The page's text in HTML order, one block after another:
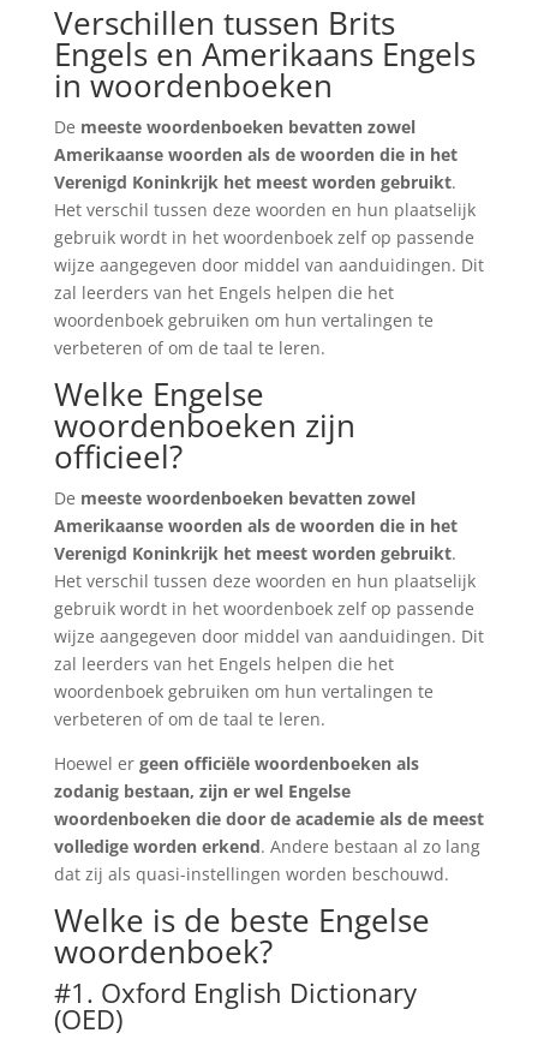
Verschillen tussen Brits
Engels en Amerikaans Engels
in woordenboeken
De meeste woordenboeken bevatten zowel
Amerikaanse woorden als de woorden die in het
Verenigd Koninkrijk het meest worden gebruikt.
Het verschil tussen deze woorden en hun plaatselijk
gebruik wordt in het woordenboek zelf op passende
wijze aangegeven door middel van aanduidingen. Dit
zal leerders van het Engels helpen die het
woordenboek gebruiken om hun vertalingen te
verbeteren of om de taal te leren.
Welke Engelse
woordenboeken zijn
officieel?
De meeste woordenboeken bevatten zowel
Amerikaanse woorden als de woorden die in het
Verenigd Koninkrijk het meest worden gebruikt.
Het verschil tussen deze woorden en hun plaatselijk
gebruik wordt in het woordenboek zelf op passende
wijze aangegeven door middel van aanduidingen. Dit
zal leerders van het Engels helpen die het
woordenboek gebruiken om hun vertalingen te
verbeteren of om de taal te leren.
Hoewel er geen officiële woordenboeken als
zodanig bestaan, zijn er wel Engelse
woordenboeken die door de academie als de meest
volledige worden erkend. Andere bestaan al zo lang
dat zij als quasi-instellingen worden beschouwd.
Welke is de beste Engelse
woordenboek?
#1. Oxford English Dictionary
(OED)